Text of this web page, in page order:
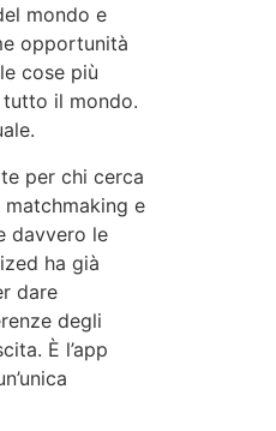
mondo e
opportunità
cose più
il mondo.
per chi cerca
e
davvero le
ha già
dare
degli
È l’app